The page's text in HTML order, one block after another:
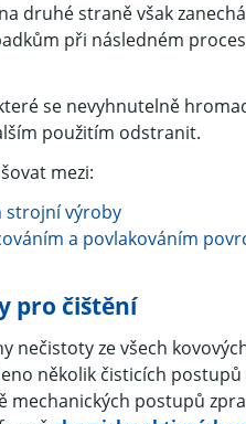
druhé straně však
při následném
se nevyhnutelně
použitím odstranit.
mezi:
strojní výroby
a povlakováním
pro čištění
nečistoty ze všech
několik čisticích postupů
mechanických postupů